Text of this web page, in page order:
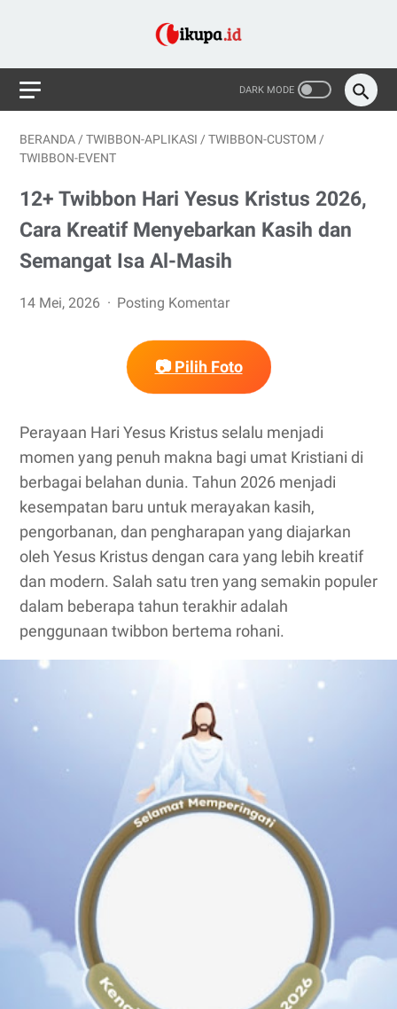
BERANDA / TWIBBON-APLIKASI / TWIBBON-CUSTOM /
TWIBBON-EVENT
12+ Twibbon Hari Yesus Kristus 2026,
Cara Kreatif Menyebarkan Kasih dan
Semangat Isa Al-Masih
14 Mei, 2026 Posting Komentar
📷 Pilih Foto
Perayaan Hari Yesus Kristus selalu menjadi
momen yang penuh makna bagi umat Kristiani di
berbagai belahan dunia. Tahun 2026 menjadi
kesempatan baru untuk merayakan kasih,
pengorbanan, dan pengharapan yang diajarkan
oleh Yesus Kristus dengan cara yang lebih kreatif
dan modern. Salah satu tren yang semakin populer
dalam beberapa tahun terakhir adalah
penggunaan twibbon bertema rohani.